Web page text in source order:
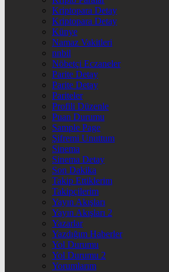
Kriptopara Detay
Kriptopara Detay
Künye
Namaz Vakitleri
nnbil
Nöbetçi Eczaneler
Parite Detay
Parite Detay
Pariteler
Profili Düzenle
Puan Durumu
Sample Page
Şifremi Unuttum
Sinema
Sinema Detay
Son Dakika
Takip Ettiklerim
Takipçilerim
Yayın Akışları
Yayın Akışları 2
Yazarlar
Yazdığım Haberler
Yol Durumu
Yol Durumu 2
Yorumlarım